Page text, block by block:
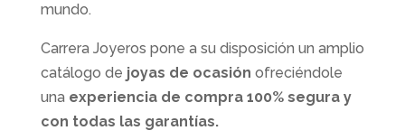
mundo.
Carrera Joyeros pone a su disposición un amplio
catálogo de joyas de ocasión ofreciéndole
una experiencia de compra 100% segura y
con todas las garantías.